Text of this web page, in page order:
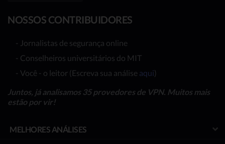
NOSSOS CONTRIBUIDORES
- Jornalistas de segurança online
- Conselheiros universitários do MIT
- Você - o leitor (Escreva sua análise aqui)
Juntos, já analisamos 35 provedores de VPN. Muitos mais
estão por vir!
MELHORES ANÁLISES